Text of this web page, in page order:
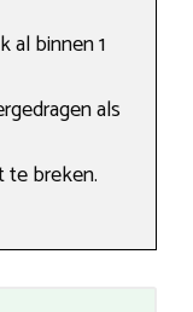
al binnen 1
als
te breken.